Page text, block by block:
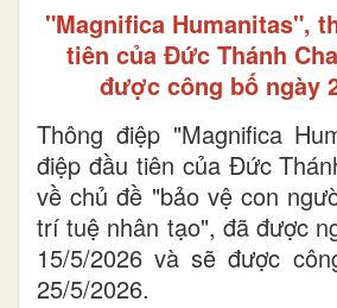
"Magnifica Humanitas",
tiên của Đức Thánh
được công bố ngày
Thông điệp "Magnifica
điệp đầu tiên của Đức
về chủ đề "bảo vệ con
trí tuệ nhân tạo", đã được
15/5/2026 và sẽ được
25/5/2026.